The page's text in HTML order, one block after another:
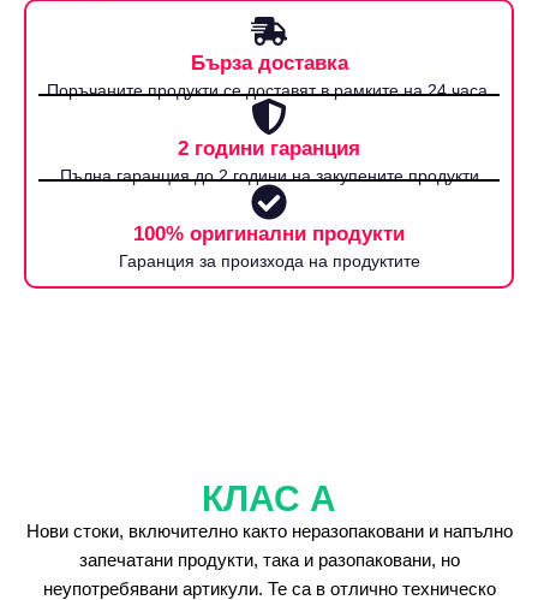
Бърза доставка
Поръчаните продукти се доставят в рамките на 24 часа.
2 години гаранция
Пълна гаранция до 2 години на закупените продукти
100% оригинални продукти
Гаранция за произхода на продуктите
КЛАС А
Нови стоки, включително както неразопаковани и напълно
запечатани продукти, така и разопаковани, но
неупотребявани артикули. Те са в отлично техническо